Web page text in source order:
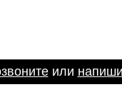
или